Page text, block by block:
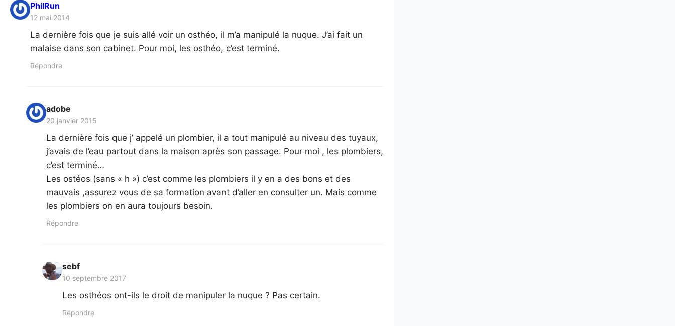
PhilRun
12 mai 2014
La dernière fois que je suis allé voir un osthéo, il m’a manipulé la nuque. J’ai fait un
malaise dans son cabinet. Pour moi, les osthéo, c’est terminé.
Répondre
adobe
20 janvier 2015
La dernière fois que j’ appelé un plombier, il a tout manipulé au niveau des tuyaux,
j’avais de l’eau partout dans la maison après son passage. Pour moi , les plombiers,
c’est terminé…
Les ostéos (sans « h ») c’est comme les plombiers il y en a des bons et des
mauvais ,assurez vous de sa formation avant d’aller en consulter un. Mais comme
les plombiers on en aura toujours besoin.
Répondre
sebf
10 septembre 2017
Les osthéos ont-ils le droit de manipuler la nuque ? Pas certain.
Répondre